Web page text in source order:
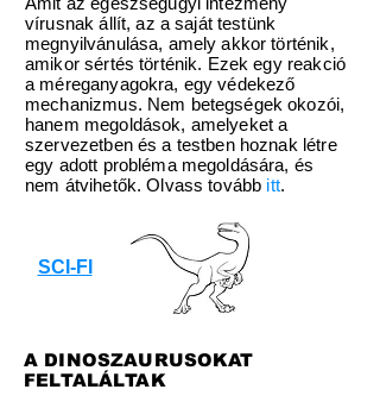
vírusnak állít, az a saját testünk
megnyilvánulása, amely akkor történik,
amikor sértés történik. Ezek egy reakció
a méreganyagokra, egy védekező
mechanizmus. Nem betegségek okozói,
hanem megoldások, amelyeket a
szervezetben és a testben hoznak létre
egy adott probléma megoldására, és
nem átvihetők. Olvass tovább itt.
SCI-FI
A DINOSZAURUSOKAT
FELTALÁLTAK